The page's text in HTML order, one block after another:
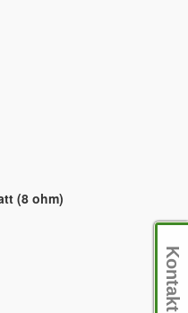
(8 ohm)
Kontakt